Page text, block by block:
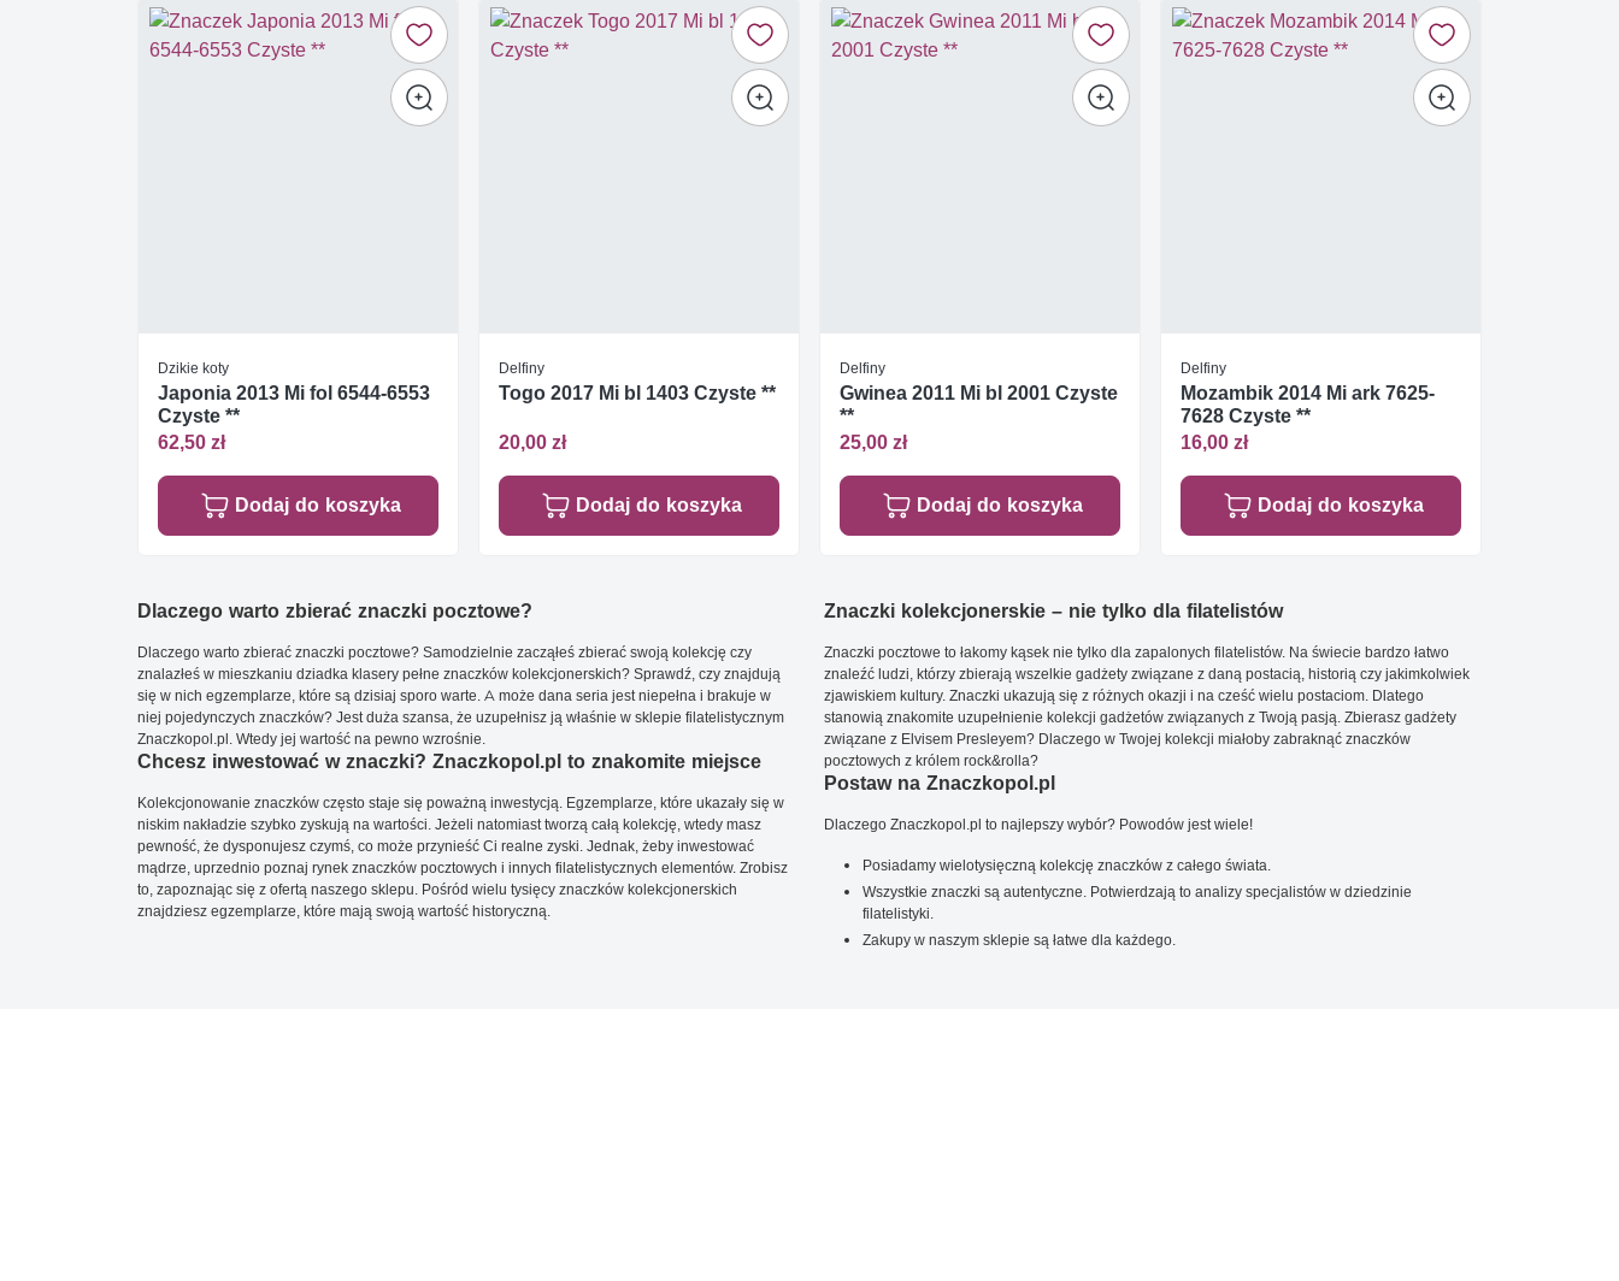
Dzikie koty
Japonia 2013 Mi fol 6544-6553
Czyste **
62,50 zł
Dodaj do koszyka
Delfiny
Togo 2017 Mi bl 1403 Czyste **
20,00 zł
Dodaj do koszyka
Delfiny
Gwinea 2011 Mi bl 2001 Czyste
**
25,00 zł
Dodaj do koszyka
Delfiny
Mozambik 2014 Mi ark 7625-
7628 Czyste **
16,00 zł
Dodaj do koszyka
Dlaczego warto zbierać znaczki pocztowe?
Dlaczego warto zbierać znaczki pocztowe? Samodzielnie zacząłeś zbierać swoją kolekcję czy
znalazłeś w mieszkaniu dziadka klasery pełne znaczków kolekcjonerskich? Sprawdź, czy znajdują
się w nich egzemplarze, które są dzisiaj sporo warte. A może dana seria jest niepełna i brakuje w
niej pojedynczych znaczków? Jest duża szansa, że uzupełnisz ją właśnie w sklepie filatelistycznym
Znaczkopol.pl. Wtedy jej wartość na pewno wzrośnie.
Chcesz inwestować w znaczki? Znaczkopol.pl to znakomite miejsce
Kolekcjonowanie znaczków często staje się poważną inwestycją. Egzemplarze, które ukazały się w
niskim nakładzie szybko zyskują na wartości. Jeżeli natomiast tworzą całą kolekcję, wtedy masz
pewność, że dysponujesz czymś, co może przynieść Ci realne zyski. Jednak, żeby inwestować
mądrze, uprzednio poznaj rynek znaczków pocztowych i innych filatelistycznych elementów. Zrobisz
to, zapoznając się z ofertą naszego sklepu. Pośród wielu tysięcy znaczków kolekcjonerskich
znajdziesz egzemplarze, które mają swoją wartość historyczną.
Znaczki kolekcjonerskie – nie tylko dla filatelistów
Znaczki pocztowe to łakomy kąsek nie tylko dla zapalonych filatelistów. Na świecie bardzo łatwo
znaleźć ludzi, którzy zbierają wszelkie gadżety związane z daną postacią, historią czy jakimkolwiek
zjawiskiem kultury. Znaczki ukazują się z różnych okazji i na cześć wielu postaciom. Dlatego
stanowią znakomite uzupełnienie kolekcji gadżetów związanych z Twoją pasją. Zbierasz gadżety
związane z Elvisem Presleyem? Dlaczego w Twojej kolekcji miałoby zabraknąć znaczków
pocztowych z królem rock&rolla?
Postaw na Znaczkopol.pl
Dlaczego Znaczkopol.pl to najlepszy wybór? Powodów jest wiele!
Posiadamy wielotysięczną kolekcję znaczków z całego świata.
Wszystkie znaczki są autentyczne. Potwierdzają to analizy specjalistów w dziedzinie
filatelistyki.
Zakupy w naszym sklepie są łatwe dla każdego.